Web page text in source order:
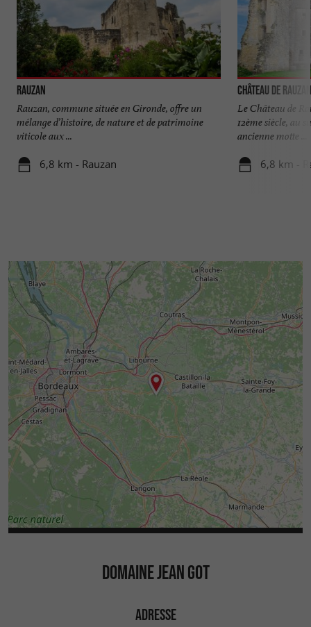
Rauzan
Rauzan, commune située en Gironde, offre un
mélange d’histoire, de nature et de patrimoine
viticole aux ...
6,8 km - Rauzan
Château de Rauzan
Le Château de
12ème siècle, au
ancienne motte ...
6,8 km -
DOMAINE JEAN GOT
ADRESSE